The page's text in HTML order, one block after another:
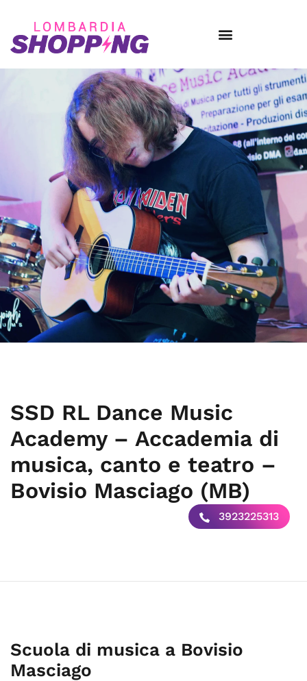
SSD RL Dance Music
Academy – Accademia di
musica, canto e teatro –
Bovisio Masciago (MB)
3923225313
Scuola di musica a Bovisio
Masciago